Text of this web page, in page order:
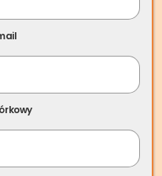
W ostatnich latach
zapotrzebowania na
w Milanówku
się sytuację rynkową i
i pionierem rynku